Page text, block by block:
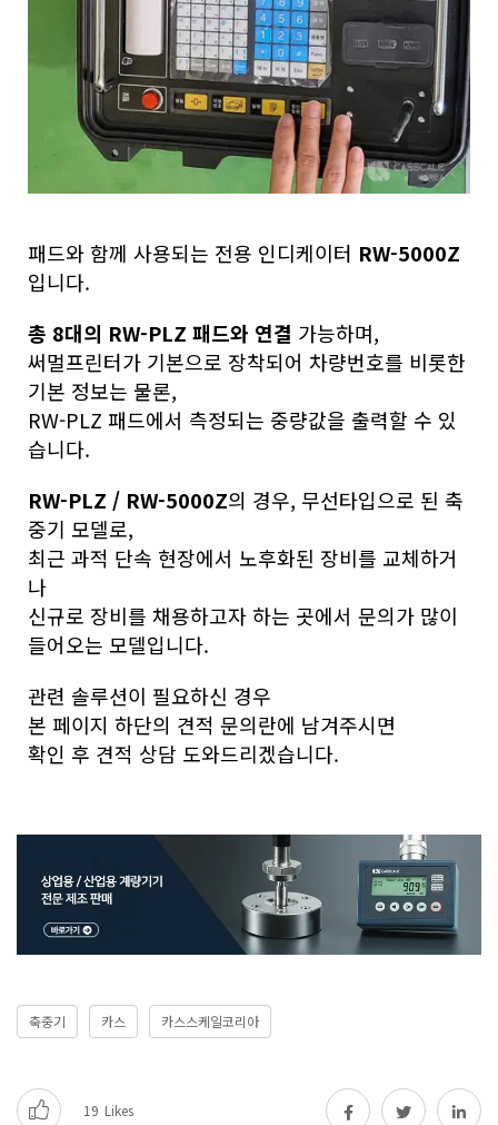
패드와 함께 사용되는 전용 인디케이터 RW-5000Z
입니다.
총 8대의 RW-PLZ 패드와 연결 가능하며,
써멀프린터가 기본으로 장착되어 차량번호를 비롯한
기본 정보는 물론,
RW-PLZ 패드에서 측정되는 중량값을 출력할 수 있
습니다.
RW-PLZ / RW-5000Z의 경우, 무선타입으로 된 축
중기 모델로,
최근 과적 단속 현장에서 노후화된 장비를 교체하거
나
신규로 장비를 채용하고자 하는 곳에서 문의가 많이
들어오는 모델입니다.
관련 솔루션이 필요하신 경우
본 페이지 하단의 견적 문의란에 남겨주시면
확인 후 견적 상담 도와드리겠습니다.
축중기 카스 카스스케일코리아
19 Likes